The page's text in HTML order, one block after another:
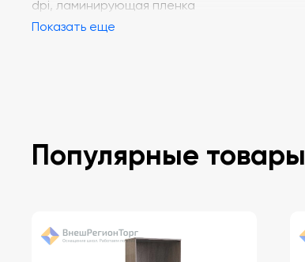
dpi, ламинирующая пленка
Показать еще
Популярные товары